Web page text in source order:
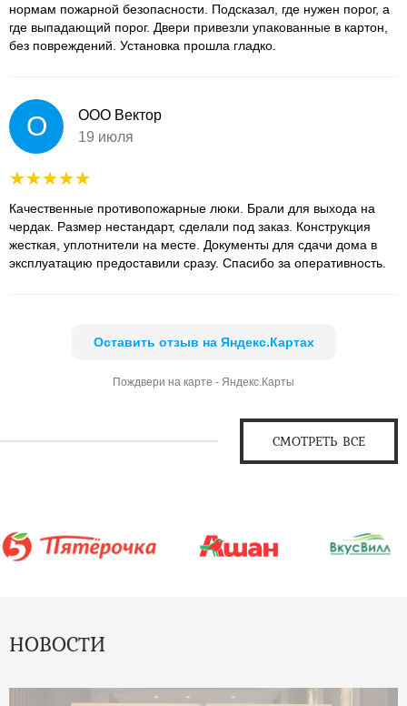
нормам пожарной безопасности. Подсказал, где нужен порог, а
где выпадающий порог. Двери привезли упакованные в картон,
без повреждений. Установка прошла гладко.
О
ООО Вектор
19 июля
Качественные противопожарные люки. Брали для выхода на
чердак. Размер нестандарт, сделали под заказ. Конструкция
жесткая, уплотнители на месте. Документы для сдачи дома в
эксплуатацию предоставили сразу. Спасибо за оперативность.
Оставить отзыв на Яндекс.Картах
Пождвери на карте - Яндекс.Карты
СМОТРЕТЬ ВСЕ
НОВОСТИ